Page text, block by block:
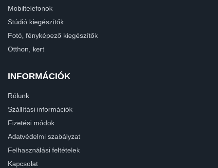
Mobiltelefonok
Stúdió kiegészítők
Fotó, fényképező kiegészítők
Otthon, kert
INFORMÁCIÓK
Rólunk
Szállítási információk
Fizetési módok
Adatvédelmi szabályzat
Felhasználási feltételek
Kapcsolat